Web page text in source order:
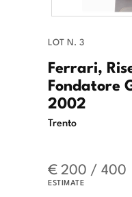
LOT N. 3
Ferrari,
Fondatore
2002
Trento
€ 200 / 400
ESTIMATE